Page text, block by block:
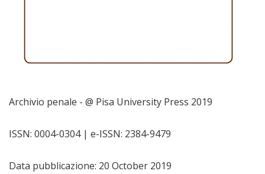
Archivio penale - @ Pisa University Press 2019
ISSN: 0004-0304 | e-ISSN: 2384-9479
Data pubblicazione: 20 October 2019